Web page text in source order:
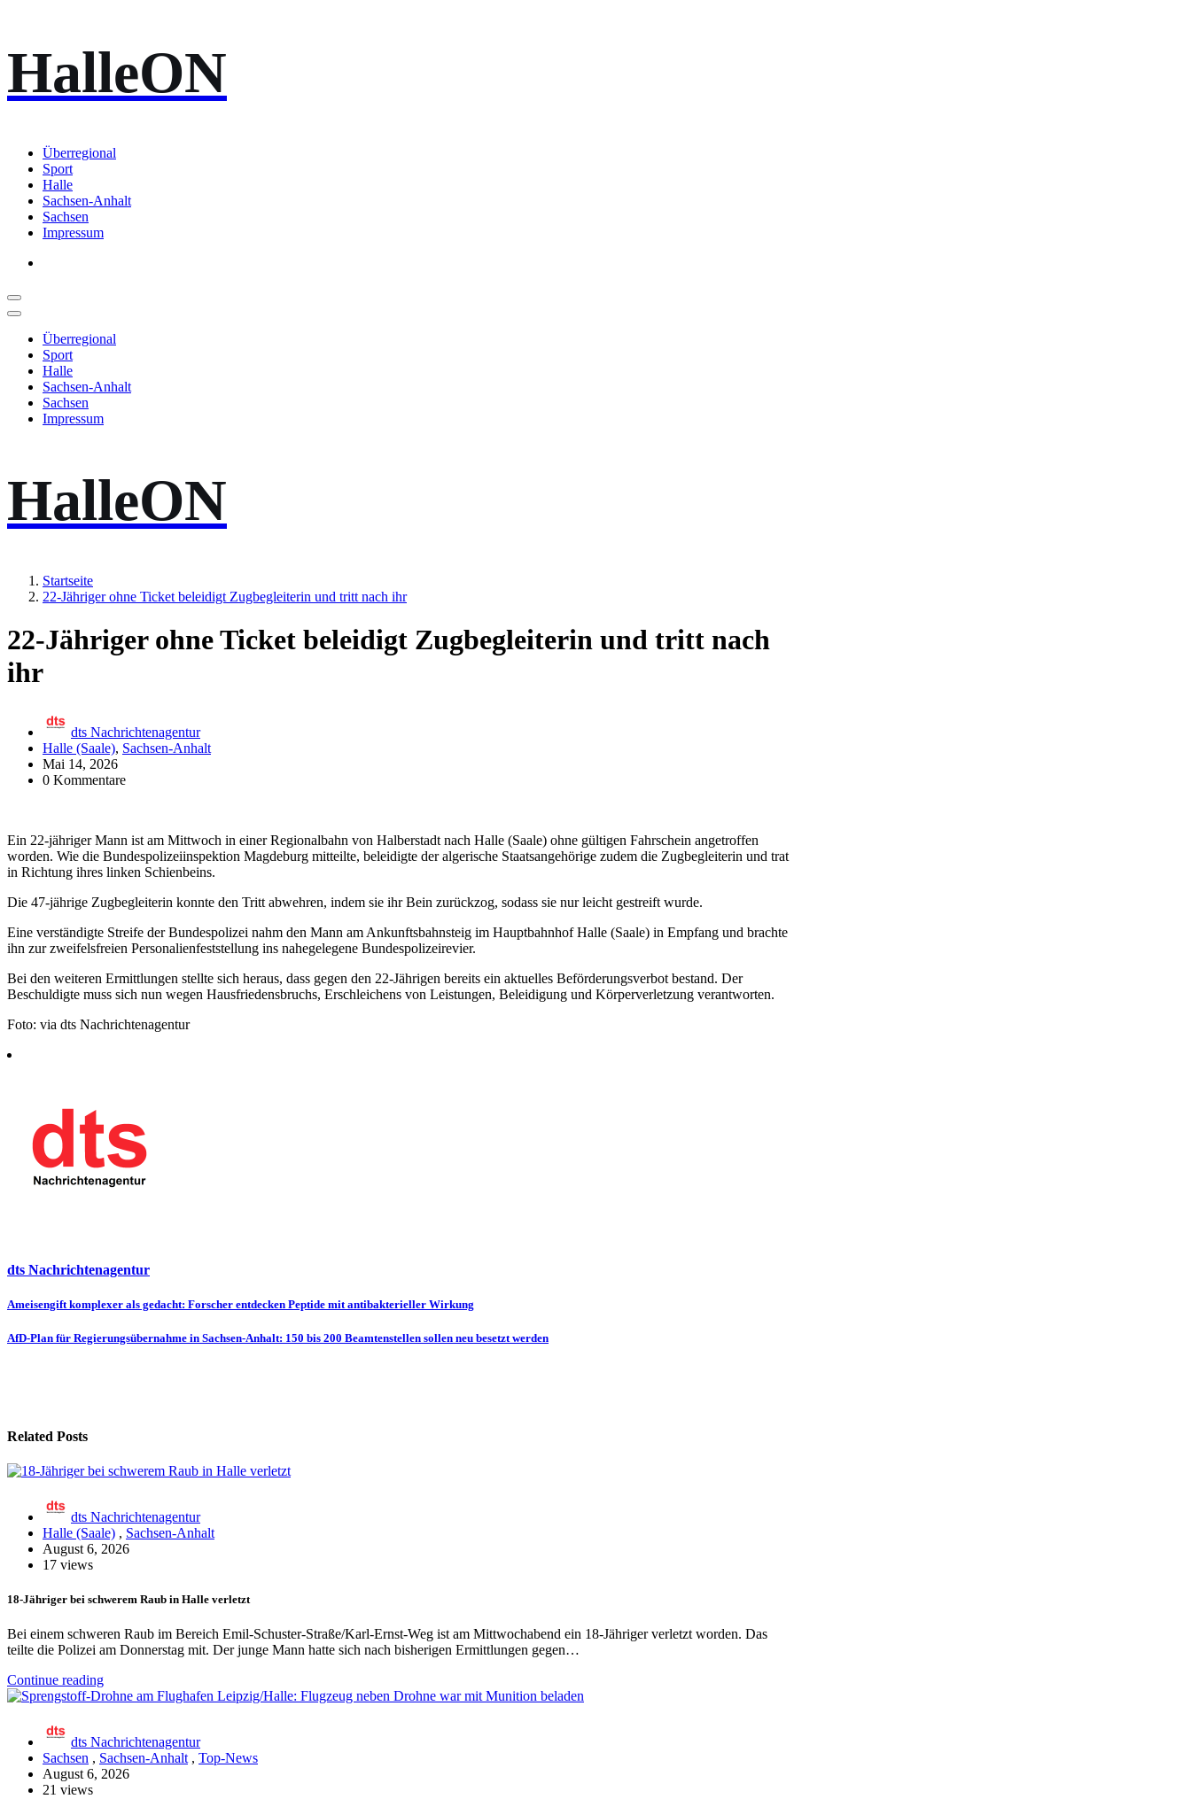
Inhalt
springen
HalleON
Überregional
Sport
Halle
Sachsen-Anhalt
Sachsen
Impressum
Überregional
Sport
Halle
Sachsen-Anhalt
Sachsen
Impressum
HalleON
Startseite
22-Jähriger ohne Ticket beleidigt Zugbegleiterin und tritt nach ihr
22-Jähriger ohne Ticket beleidigt Zugbegleiterin und tritt nach
ihr
dts Nachrichtenagentur
Halle (Saale), Sachsen-Anhalt
Mai 14, 2026
0 Kommentare
Ein 22-jähriger Mann ist am Mittwoch in einer Regionalbahn von Halberstadt nach Halle (Saale) ohne gültigen Fahrschein angetroffen
worden. Wie die Bundespolizeiinspektion Magdeburg mitteilte, beleidigte der algerische Staatsangehörige zudem die Zugbegleiterin und trat
in Richtung ihres linken Schienbeins.
Die 47-jährige Zugbegleiterin konnte den Tritt abwehren, indem sie ihr Bein zurückzog, sodass sie nur leicht gestreift wurde.
Eine verständigte Streife der Bundespolizei nahm den Mann am Ankunftsbahnsteig im Hauptbahnhof Halle (Saale) in Empfang und brachte
ihn zur zweifelsfreien Personalienfeststellung ins nahegelegene Bundespolizeirevier.
Bei den weiteren Ermittlungen stellte sich heraus, dass gegen den 22-Jährigen bereits ein aktuelles Beförderungsverbot bestand. Der
Beschuldigte muss sich nun wegen Hausfriedensbruchs, Erschleichens von Leistungen, Beleidigung und Körperverletzung verantworten.
Foto: via dts Nachrichtenagentur
dts Nachrichtenagentur
Beitragsnavigation
Ameisengift komplexer als gedacht: Forscher entdecken Peptide mit antibakterieller Wirkung
AfD-Plan für Regierungsübernahme in Sachsen-Anhalt: 150 bis 200 Beamtenstellen sollen neu besetzt werden
Related Posts
dts Nachrichtenagentur
Halle (Saale) , Sachsen-Anhalt
August 6, 2026
17 views
18-Jähriger bei schwerem Raub in Halle verletzt
Bei einem schweren Raub im Bereich Emil-Schuster-Straße/Karl-Ernst-Weg ist am Mittwochabend ein 18-Jähriger verletzt worden. Das
teilte die Polizei am Donnerstag mit. Der junge Mann hatte sich nach bisherigen Ermittlungen gegen…
Continue reading
dts Nachrichtenagentur
Sachsen , Sachsen-Anhalt, Top-News
August 6, 2026
21 views